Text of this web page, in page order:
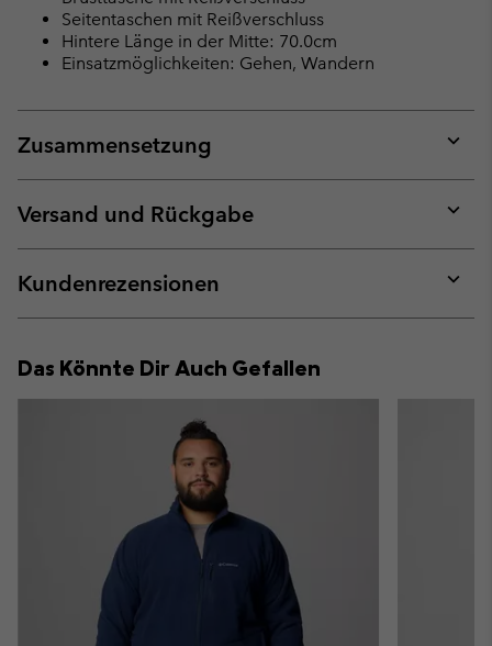
Seitentaschen mit Reißverschluss
Hintere Länge in der Mitte: 70.0cm
Einsatzmöglichkeiten: Gehen, Wandern
Zusammensetzung
or
Versand und Rückgabe
or
Kundenrezensionen
or
Das Könnte Dir Auch Gefallen